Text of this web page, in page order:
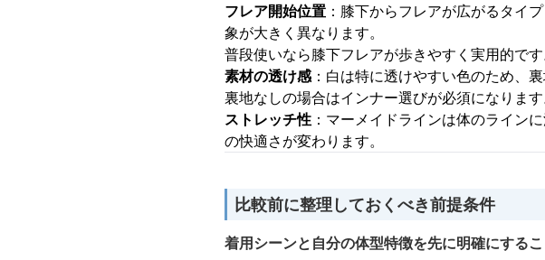
フレア開始位置 ：膝下からフレアが広がるタイ
象が大きく異なります。
普段使いなら膝下フレアが歩きやすく実用的です
素材の透け感：白は特に透けやすい色のため、
裏地なしの場合はインナー選びが必須になります
ストレッチ性 ：マーメイドラインは体のライン
の快適さが変わります。
比較前に整理しておくべき前提条件
着用シーンと自分の体型特徴を先に明確にする